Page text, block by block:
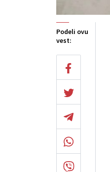
Podeli ovu
vest: